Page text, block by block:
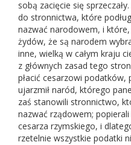
sobą zacięcie się
do stronnictwa, które
nazwać narodowem, i
żydów, że są narodem
inne, wielką w całym kraju
z głównych zasad tego
płacić cesarzowi podatków,
ujarzmił naród, którego
zaś stanowili stronnictwo,
nazwać rządowem;
cesarza rzymskiego, i
rzetelnie wszystkie podatki